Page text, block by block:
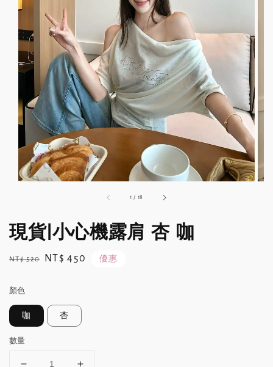
1 / 18
現貨|小心機露肩 杏 咖
Regular
NT$ 520
Sale
NT$ 450 優惠
顏色
咖 杏
數量